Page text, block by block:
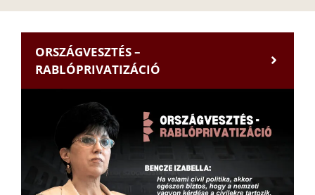
ORSZÁGVESZTÉS –
RABLÓPRIVATIZÁCIÓ